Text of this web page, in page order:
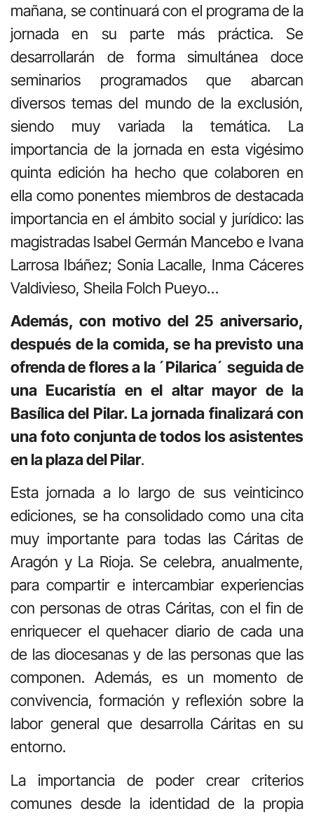
mañana, se continuará con el programa de la
jornada en su parte más práctica. Se
desarrollarán de forma simultánea doce
seminarios programados que abarcan
diversos temas del mundo de la exclusión,
siendo muy variada la temática. La
importancia de la jornada en esta vigésimo
quinta edición ha hecho que colaboren en
ella como ponentes miembros de destacada
importancia en el ámbito social y jurídico: las
magistradas Isabel Germán Mancebo e Ivana
Larrosa Ibáñez; Sonia Lacalle, Inma Cáceres
Valdivieso, Sheila Folch Pueyo…
Además, con motivo del 25 aniversario,
después de la comida, se ha previsto una
ofrenda de flores a la ´Pilarica´ seguida de
una Eucaristía en el altar mayor de la
Basílica del Pilar. La jornada finalizará con
una foto conjunta de todos los asistentes
en la plaza del Pilar.
Esta jornada a lo largo de sus veinticinco
ediciones, se ha consolidado como una cita
muy importante para todas las Cáritas de
Aragón y La Rioja. Se celebra, anualmente,
para compartir e intercambiar experiencias
con personas de otras Cáritas, con el fin de
enriquecer el quehacer diario de cada una
de las diocesanas y de las personas que las
componen. Además, es un momento de
convivencia, formación y reflexión sobre la
labor general que desarrolla Cáritas en su
entorno.
La importancia de poder crear criterios
comunes desde la identidad de la propia